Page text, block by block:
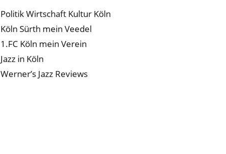
Politik Wirtschaft Kultur Köln
Köln Sürth mein Veedel
1.FC Köln mein Verein
Jazz in Köln
Werner’s Jazz Reviews